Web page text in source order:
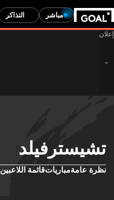
مباشر التذاكر
تشيسترفيلد
نظرة عامةمبارياتقائمة اللاعبين